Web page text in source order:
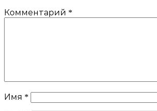
Комментарий *
Имя *